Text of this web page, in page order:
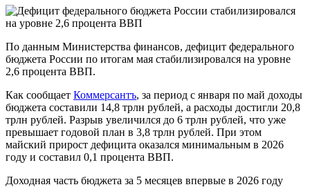
По данным Министерства финансов, дефицит федерального
бюджета России по итогам мая стабилизировался на уровне
2,6 процента ВВП.
Как сообщает Коммерсантъ, за период с января по май доходы
бюджета составили 14,8 трлн рублей, а расходы достигли 20,8
трлн рублей. Разрыв увеличился до 6 трлн рублей, что уже
превышает годовой план в 3,8 трлн рублей. При этом
майский прирост дефицита оказался минимальным в 2026
году и составил 0,1 процента ВВП.
Доходная часть бюджета за 5 месяцев впервые в 2026 году